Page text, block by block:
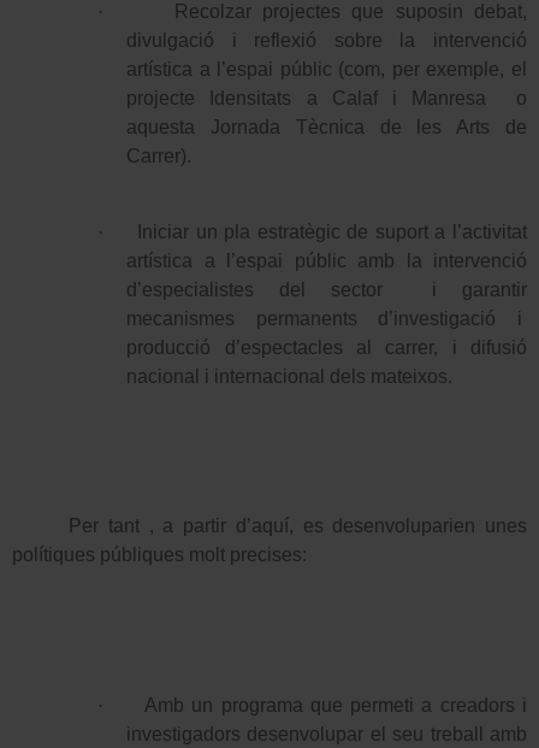
·
Recolzar projectes que suposin debat,
divulgació i reflexió sobre la intervenció
artística a l’espai públic (com, per exemple, el
projecte Idensitats a Calaf i Manresa
o
aquesta Jornada Tècnica de les Arts de
Carrer).
·
Iniciar un pla estratègic de suport a l’activitat
artística a l’espai públic amb la intervenció
d’especialistes del sector
i garantir
mecanismes permanents d’investigació i
producció d’espectacles al carrer, i difusió
nacional i internacional dels mateixos.
Per tant , a partir d’aquí, es desenvoluparien unes
polítiques públiques molt precises:
·
Amb un programa que permeti a creadors i
investigadors desenvolupar el seu treball amb